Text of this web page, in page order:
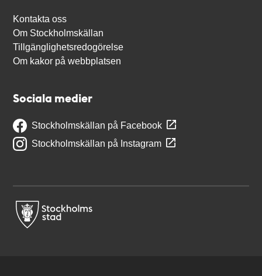
Kontakta oss
Om Stockholmskällan
Tillgänglighetsredogörelse
Om kakor på webbplatsen
Sociala medier
Stockholmskällan på Facebook
Stockholmskällan på Instagram